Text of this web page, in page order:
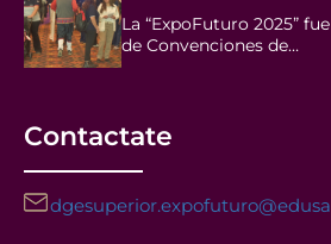
La “ExpoFuturo 2025”
de Convenciones de…
Contactate